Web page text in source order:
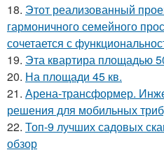
18. Этот реализованный
гармоничного семейного
сочетается с
19. Эта квартира площадью
20. На площади 45 кв.
21. Арена-трансформер.
решения для мобильных
22. Топ-9 лучших садовых
обзор